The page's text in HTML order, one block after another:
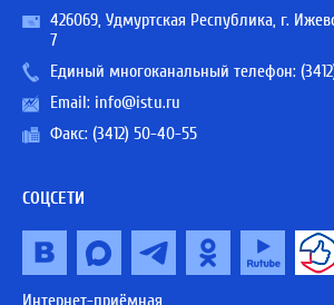
426069, Удмуртская Республика, г.
7
Единый многоканальный телефон:
Email: info@istu.ru
Факс: (3412) 50-40-55
СОЦСЕТИ
Интернет-приёмная